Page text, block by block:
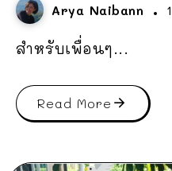
Arya Naibann
สำหรับเพื่อนๆ...
Read More